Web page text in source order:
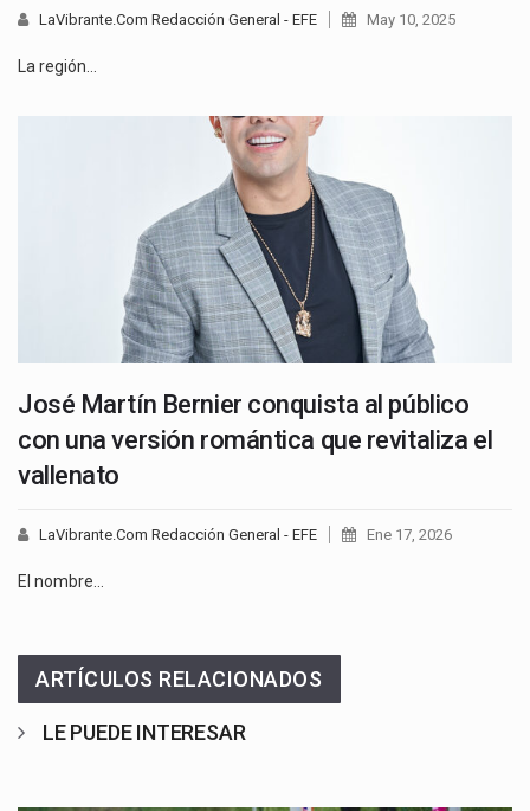
LaVibrante.Com Redacción General - EFE May 10, 2025
La región…
José Martín Bernier conquista al público
con una versión romántica que revitaliza el
vallenato
LaVibrante.Com Redacción General - EFE Ene 17, 2026
El nombre…
ARTÍCULOS RELACIONADOS
LE PUEDE INTERESAR